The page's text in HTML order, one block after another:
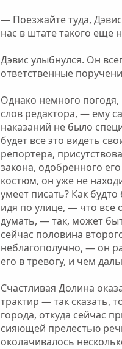
— Поезжайте туда,
нас в штате такого еще
Дэвис улыбнулся. Он
ответственные
Однако немного погодя,
слов редактора, — ему
наказаний не было
будет все это видеть
репортера,
закона, одобренного
костюм, он уже не
умеет писать? Как
идя по улице, — что все
думать, — так, может
сейчас половина
неблагополучно, — он
его в тревогу, и чем
Счастливая Долина
трактир — так сказать,
города, откуда сейчас
сияющей прелестью
околачивалось